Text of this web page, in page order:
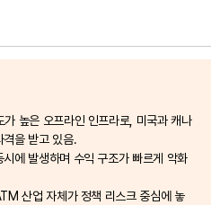
높은 오프라인 인프라로, 미국과 캐나
격을 받고 있음.
에 발생하며 수익 구조가 빠르게 악화
산업 자체가 정책 리스크 중심에 놓